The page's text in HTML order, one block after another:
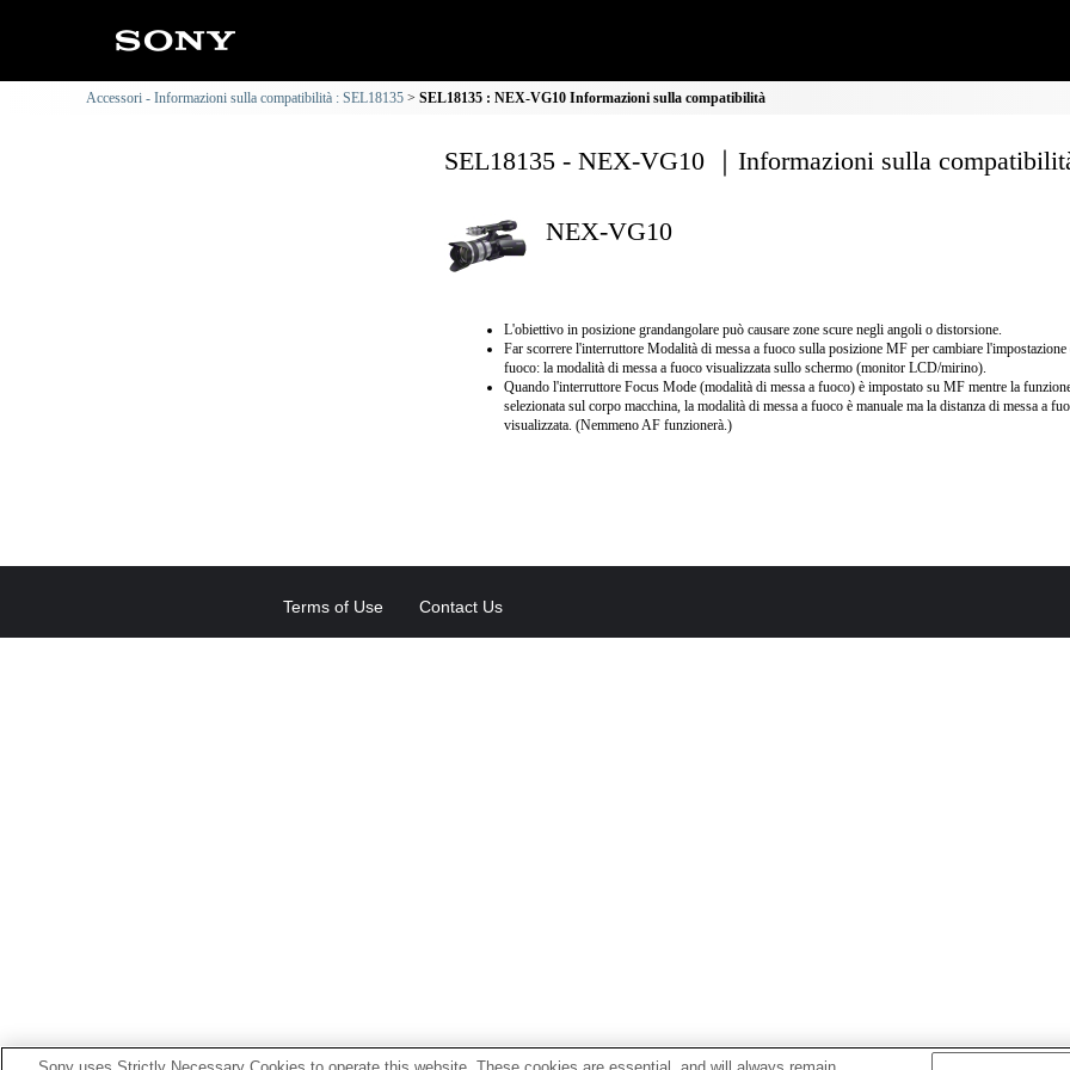
Accessori - Informazioni sulla compatibilità : SEL18135 SEL18135 : NEX-VG10 Informazioni sulla compatibilità
SEL18135 - NEX-VG10 ｜Informazioni sulla
NEX-VG10
L'obiettivo in posizione grandangolare può causare zone scure negli angoli o distorsione.
Far scorrere l'interruttore Modalità di messa a fuoco sulla posizione MF per cambiare l'impostazione
fuoco: la modalità di messa a fuoco visualizzata sullo schermo (monitor LCD/mirino).
Quando l'interruttore Focus Mode (modalità di messa a fuoco) è impostato su MF mentre la
selezionata sul corpo macchina, la modalità di messa a fuoco è manuale ma la distanza di messa a
visualizzata. (Nemmeno AF funzionerà.)
Terms of Use Contact Us